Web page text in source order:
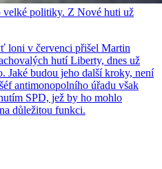
velké politiky. Z Nové huti už
loni v červenci přišel Martin
hutí Liberty, dnes už
Jaké budou jeho další kroky, není
antimonopolního úřadu však
SPD, jež by ho mohlo
důležitou funkci.